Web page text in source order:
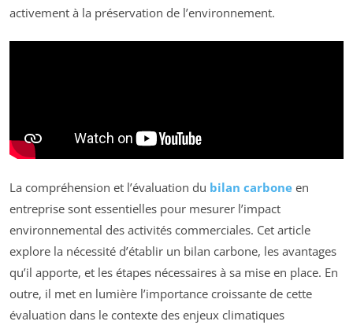
activement à la préservation de l’environnement.
La compréhension et l’évaluation du bilan carbone en
entreprise sont essentielles pour mesurer l’impact
environnemental des activités commerciales. Cet article
explore la nécessité d’établir un bilan carbone, les avantages
qu’il apporte, et les étapes nécessaires à sa mise en place. En
outre, il met en lumière l’importance croissante de cette
évaluation dans le contexte des enjeux climatiques